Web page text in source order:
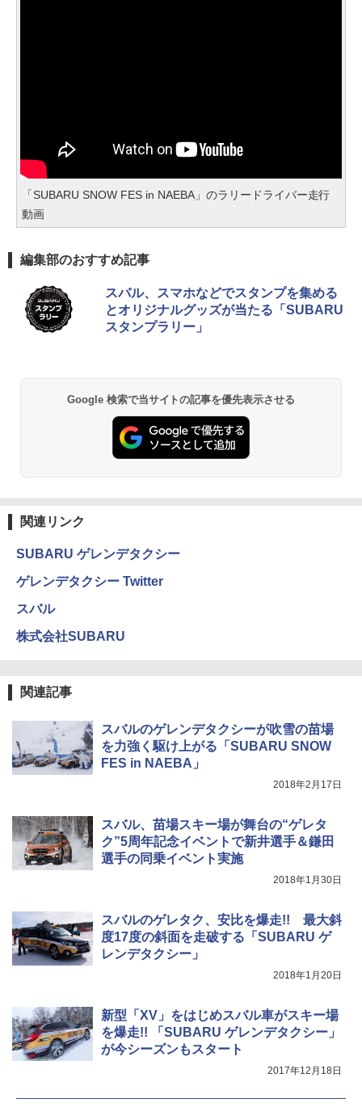
「SUBARU SNOW FES in NAEBA」のラリードライバー走行
動画
編集部のおすすめ記事
スバル、スマホなどでスタンプを集める
とオリジナルグッズが当たる「SUBARU
スタンプラリー」
Google 検索で当サイトの記事を優先表示させる
関連リンク
SUBARU ゲレンデタクシー
ゲレンデタクシー Twitter
スバル
株式会社SUBARU
関連記事
スバルのゲレンデタクシーが吹雪の苗場
を力強く駆け上がる「SUBARU SNOW
FES in NAEBA」
2018年2月17日
スバル、苗場スキー場が舞台の“ゲレタ
ク”5周年記念イベントで新井選手＆鎌田
選手の同乗イベント実施
2018年1月30日
スバルのゲレタク、安比を爆走!! 最大斜
度17度の斜面を走破する「SUBARU ゲ
レンデタクシー」
2018年1月20日
新型「XV」をはじめスバル車がスキー場
を爆走!! 「SUBARU ゲレンデタクシー」
が今シーズンもスタート
2017年12月18日